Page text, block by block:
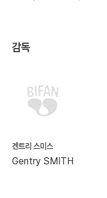
감독
겐트리 스미스
Gentry SMITH